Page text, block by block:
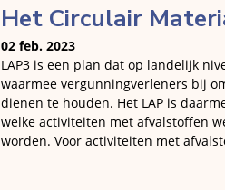
Het Circulair
02 feb. 2023
LAP3 is een plan dat op landelijk
waarmee vergunningverleners bij
dienen te houden. Het LAP is
welke activiteiten met afvalstoffen
worden. Voor activiteiten met